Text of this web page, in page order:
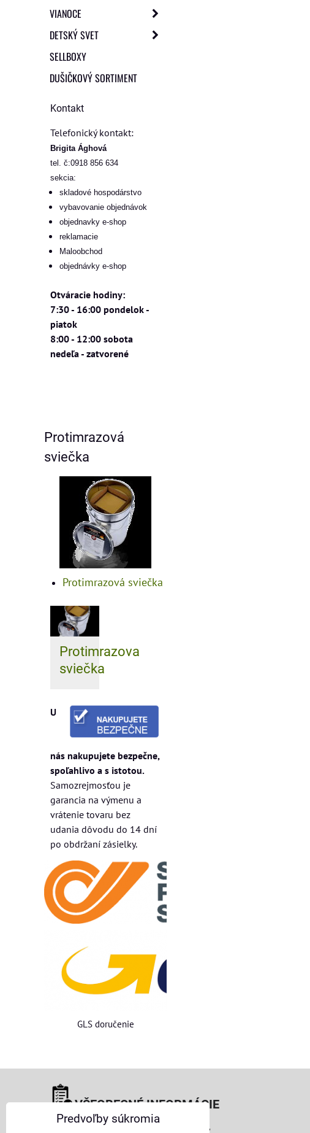
VIANOCE
DETSKÝ SVET
SELLBOXY
DUŠIČKOVÝ SORTIMENT
Kontakt
Telefonický kontakt:
Brigita Ághová
tel. č:0918 856 634
sekcia:
skladové hospodárstvo
vybavovanie objednávok
objednavky e-shop
reklamacie
Maloobchod
objednávky e-shop
Otváracie hodiny:
7:30 - 16:00 pondelok -
piatok
8:00 - 12:00 sobota
nedeľa - zatvorené
Protimrazová
sviečka
Protimrazová sviečka
Protimrazova
sviečka
U
nás nakupujete bezpečne,
spoľahlivo a s istotou.
Samozrejmosťou je
garancia na výmenu a
vrátenie tovaru bez
udania dôvodu do 14 dní
po obdržaní zásielky.
GLS doručenie
VŠEOBECNÉ INFORMÁCIE
Obchodné podmienky pre osoby
Predvoľby súkromia